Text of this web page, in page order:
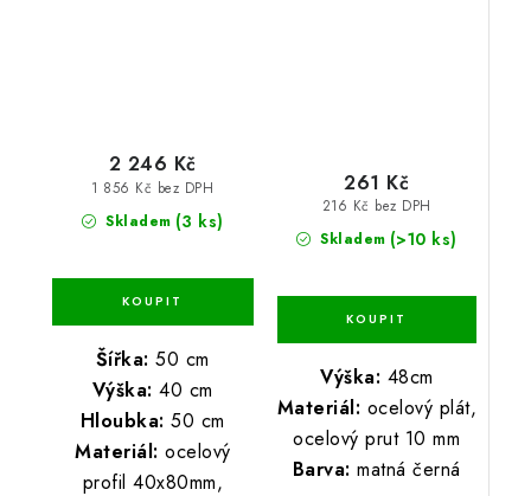
Skladem (3 ks)
1 856 Kč bez DPH
2 246 Kč
Šířka: 50 cm
Výška: 40 cm
Hloubka: 50 cm
Materiál: ocelový
profil 40x80mm,
Skladem (>10 ks)
216 Kč bez DPH
261 Kč
Výška: 48cm
Materiál: ocelový plát,
ocelový prut 10 mm
Barva: matná černá